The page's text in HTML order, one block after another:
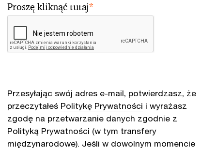
Proszę kliknąć tutaj*
Przesyłając swój adres e-mail, potwierdzasz, że
przeczytałeś Politykę Prywatności i wyrażasz
zgodę na przetwarzanie danych zgodnie z
Polityką Prywatności (w tym transfery
międzynarodowe). Jeśli w dowolnym momencie